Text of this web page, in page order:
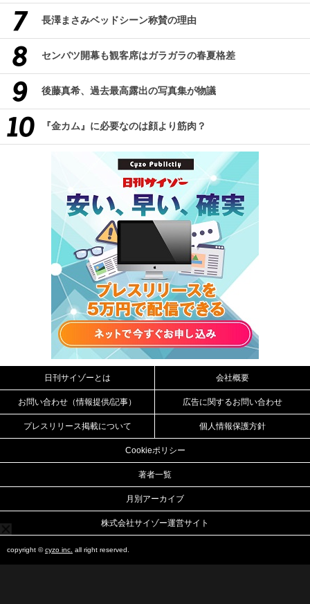
長澤まさみベッドシーン称賛の理由
センバツ開幕も観客席はガラガラの春夏格差
後藤真希、過去最高露出の写真集が物議
『金カム』に必要なのは顔より筋肉？
日刊サイゾーとは 会社概要
お問い合わせ（情報提供/記事） 広告に関するお問い合わせ
プレスリリース掲載について 個人情報保護方針
Cookieポリシー
著者一覧
月別アーカイブ
株式会社サイゾー運営サイト
copyright ©cyzo inc. all right reserved.